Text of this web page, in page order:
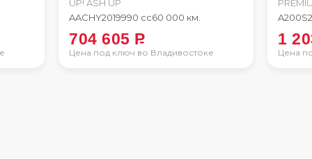
UP! ASH UP
AACHY2019990 сс60 000 км.
Цена под ключ во Владивостоке
704 605 P
A200S
Цена
1